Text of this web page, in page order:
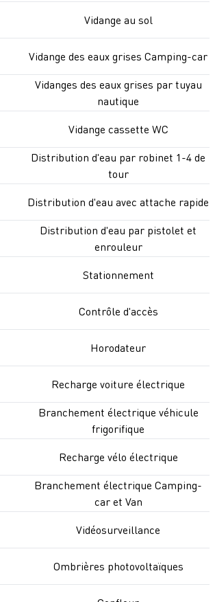
Vidange au sol
Vidange des eaux grises Camping-car
Vidanges des eaux grises par tuyau
nautique
Vidange cassette WC
Distribution d'eau par robinet 1-4 de
tour
Distribution d'eau avec attache rapide
Distribution d'eau par pistolet et
enrouleur
Stationnement
Contrôle d'accès
Horodateur
Recharge voiture électrique
Branchement électrique véhicule
frigorifique
Recharge vélo électrique
Branchement électrique Camping-
car et Van
Vidéosurveillance
Ombrières photovoltaïques